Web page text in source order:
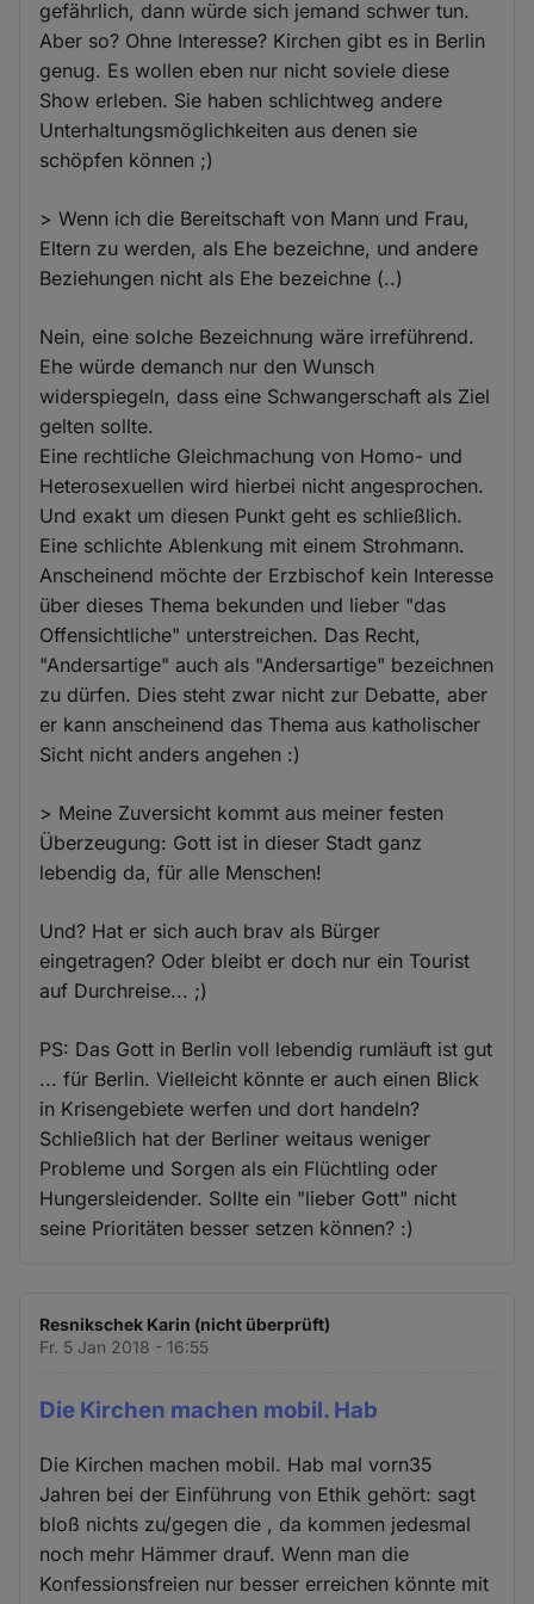
gefährlich, dann würde sich jemand schwer tun.
Aber so? Ohne Interesse? Kirchen gibt es in Berlin
genug. Es wollen eben nur nicht soviele diese
Show erleben. Sie haben schlichtweg andere
Unterhaltungsmöglichkeiten aus denen sie
schöpfen können ;)
> Wenn ich die Bereitschaft von Mann und Frau,
Eltern zu werden, als Ehe bezeichne, und andere
Beziehungen nicht als Ehe bezeichne (..)
Nein, eine solche Bezeichnung wäre irreführend.
Ehe würde demanch nur den Wunsch
widerspiegeln, dass eine Schwangerschaft als Ziel
gelten sollte.
Eine rechtliche Gleichmachung von Homo- und
Heterosexuellen wird hierbei nicht angesprochen.
Und exakt um diesen Punkt geht es schließlich.
Eine schlichte Ablenkung mit einem Strohmann.
Anscheinend möchte der Erzbischof kein Interesse
über dieses Thema bekunden und lieber "das
Offensichtliche" unterstreichen. Das Recht,
"Andersartige" auch als "Andersartige" bezeichnen
zu dürfen. Dies steht zwar nicht zur Debatte, aber
er kann anscheinend das Thema aus katholischer
Sicht nicht anders angehen :)
> Meine Zuversicht kommt aus meiner festen
Überzeugung: Gott ist in dieser Stadt ganz
lebendig da, für alle Menschen!
Und? Hat er sich auch brav als Bürger
eingetragen? Oder bleibt er doch nur ein Tourist
auf Durchreise... ;)
PS: Das Gott in Berlin voll lebendig rumläuft ist gut
... für Berlin. Vielleicht könnte er auch einen Blick
in Krisengebiete werfen und dort handeln?
Schließlich hat der Berliner weitaus weniger
Probleme und Sorgen als ein Flüchtling oder
Hungersleidender. Sollte ein "lieber Gott" nicht
seine Prioritäten besser setzen können? :)
Resnikschek Karin (nicht überprüft)
Fr. 5 Jan 2018 - 16:55
Die Kirchen machen mobil. Hab
Die Kirchen machen mobil. Hab mal vorn35
Jahren bei der Einführung von Ethik gehört: sagt
bloß nichts zu/gegen die , da kommen jedesmal
noch mehr Hämmer drauf. Wenn man die
Konfessionsfreien nur besser erreichen könnte mit